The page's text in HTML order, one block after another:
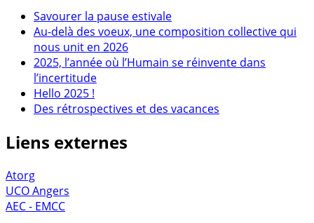
Savourer la pause estivale
Au-delà des voeux, une composition collective qui
nous unit en 2026
2025, l’année où l’Humain se réinvente dans
l’incertitude
Hello 2025 !
Des rétrospectives et des vacances
Liens externes
Atorg
UCO Angers
AEC - EMCC